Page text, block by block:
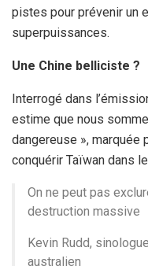
pistes pour prévenir un
superpuissances.
Une Chine belliciste ?
Interrogé dans
estime que nous
dangereuse », marquée
conquérir Taïwan dans
On ne peut pas
destruction massive
Kevin Rudd,
australien